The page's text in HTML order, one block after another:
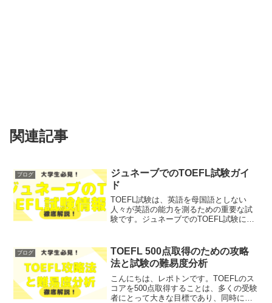
関連記事
ブログ
ジュネーブでのTOEFL試験ガイ
ド
TOEFL試験は、英語を母国語としない
人々が英語の能力を測るための重要な試
験です。ジュネーブでのTOEFL試験に関
ないでしょうか？そこで今回は、ジュネ
ーブでのTOEFL...
ブログ
TOEFL 500点取得のための攻略
法と試験の難易度分析
こんにちは、レポトンです。TOEFLのス
コアを500点取得することは、多くの受験
者にとって大きな目標であり、同時に不